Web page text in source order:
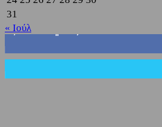
31
« Ιούλ
3,822